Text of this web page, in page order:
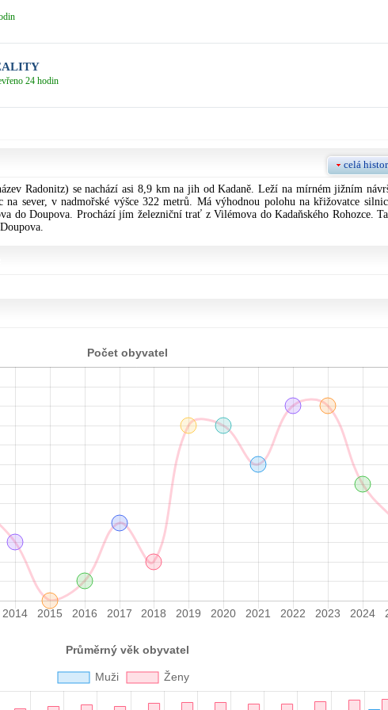
24 hodin
celá
Radonitz) se nachází asi 8,9 km na jih od Kadaně. Leží na mírném jižním
na sever, v nadmořské výšce 322 metrů. Má výhodnou polohu na křižovatce
do Doupova. Prochází jím železniční trať z Vilémova do Kadaňského Rohozce.